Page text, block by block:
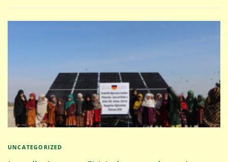
UNCATEGORIZED